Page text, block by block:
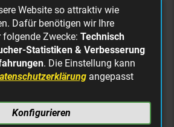
Was erledige ich wo?
Stellenangebote
Mängelmeldung
Straßenbeleuchtung
Website so attraktiv wie
Dafür benötigen wir Ihre
Zwecke: Technisch
Statistiken & Verbesserung
. Die Einstellung kann
angepasst
Konfigurieren